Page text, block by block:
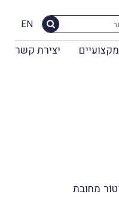
EN
יצירת קשר
מחובת